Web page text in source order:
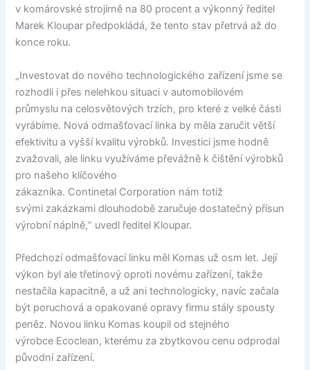
v komárovské strojírně na 80 procent a výkonný ředitel
Marek Kloupar předpokládá, že tento stav přetrvá až do
konce roku.
„Investovat do nového technologického zařízení jsme se
rozhodli i přes nelehkou situaci v automobilovém
průmyslu na celosvětových trzích, pro které z velké části
vyrábíme. Nová odmašťovací linka by měla zaručit větší
efektivitu a vyšší kvalitu výrobků. Investici jsme hodně
zvažovali, ale linku využíváme převážně k čištění výrobků
pro našeho klíčového
zákazníka. Continetal Corporation nám totiž
svými zakázkami dlouhodobě zaručuje dostatečný přísun
výrobní náplně,“ uvedl ředitel Kloupar.
Předchozí odmašťovací linku měl Komas už osm let. Její
výkon byl ale třetinový oproti novému zařízení, takže
nestačila kapacitně, a už ani technologicky, navíc začala
být poruchová a opakované opravy firmu stály spousty
peněz. Novou linku Komas koupil od stejného
výrobce Ecoclean, kterému za zbytkovou cenu odprodal
původní zařízení.